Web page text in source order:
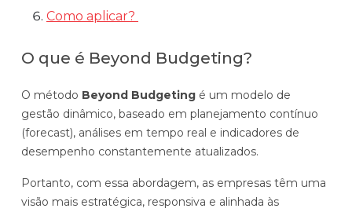
Como aplicar?
O que é Beyond Budgeting?
O método Beyond Budgeting é um modelo de
gestão dinâmico, baseado em planejamento contínuo
(forecast), análises em tempo real e indicadores de
desempenho constantemente atualizados.
Portanto, com essa abordagem, as empresas têm uma
visão mais estratégica, responsiva e alinhada às